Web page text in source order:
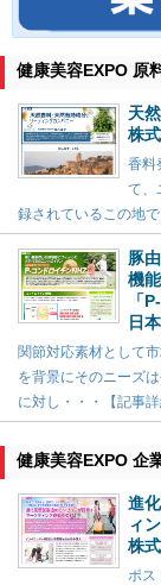
健康美容EXPO 原
天
株
香料
て、
録されているこの地
豚
機
「
日
関節対応素材として
を背景にそのニーズ
に対し・・・【記事詳
健康美容EXPO 企
進
ィ
株
ポス